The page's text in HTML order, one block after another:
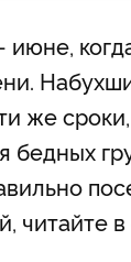
же
читайте в